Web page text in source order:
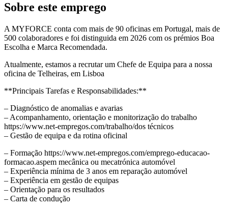
Sobre este emprego
A MYFORCE conta com mais de 90 oficinas em Portugal, mais de
500 colaboradores e foi distinguida em 2026 com os prémios Boa
Escolha e Marca Recomendada.
Atualmente, estamos a recrutar um Chefe de Equipa para a nossa
oficina de Telheiras, em Lisboa
**Principais Tarefas e Responsabilidades:**
– Diagnóstico de anomalias e avarias
– Acompanhamento, orientação e monitorização do trabalho
https://www.net-empregos.com/trabalho/dos técnicos
– Gestão de equipa e da rotina oficinal
– Formação https://www.net-empregos.com/emprego-educacao-
formacao.aspem mecânica ou mecatrónica automóvel
– Experiência mínima de 3 anos em reparação automóvel
– Experiência em gestão de equipas
– Orientação para os resultados
– Carta de condução